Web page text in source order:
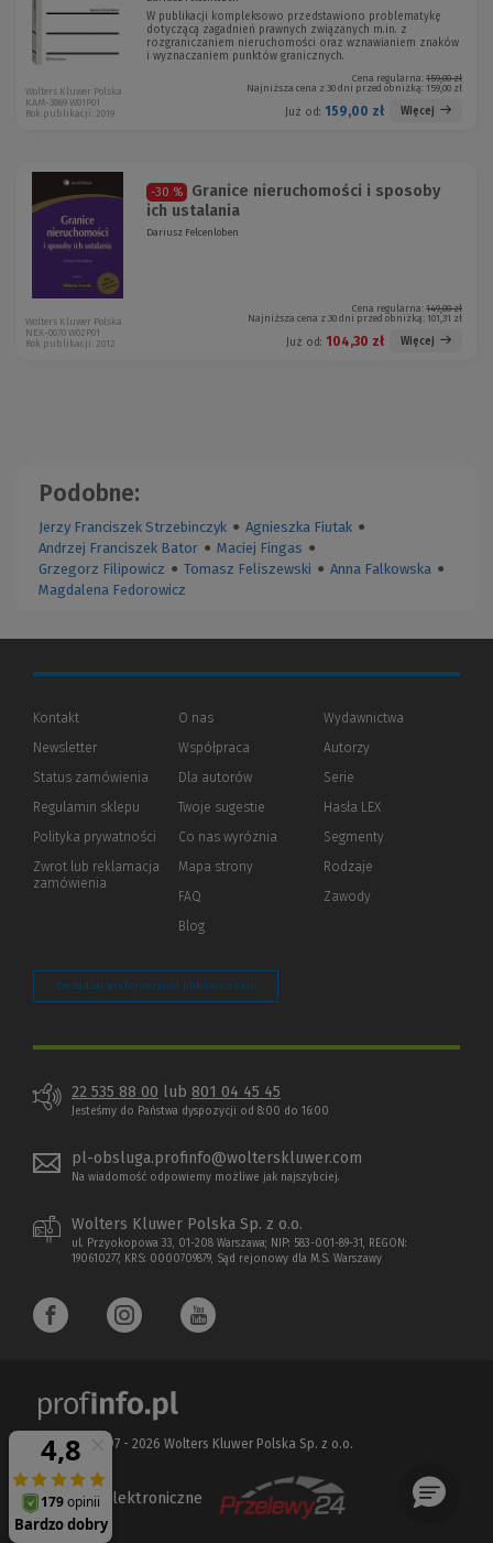
W publikacji kompleksowo przedstawiono problematykę
dotyczącą zagadnień prawnych związanych m.in. z
rozgraniczaniem nieruchomości oraz wznawianiem znaków
i wyznaczaniem punktów granicznych.
Cena regularna: 159,00 zł
Najniższa cena z 30 dni przed obniżką: 159,00 zł
Już od: 159,00 zł Więcej
Wolters Kluwer Polska
KAM-3869 W01P01
Rok publikacji: 2019
-30 %
Granice nieruchomości i sposoby
ich ustalania
Dariusz Felcenloben
Cena regularna: 149,00 zł
Najniższa cena z 30 dni przed obniżką: 101,31 zł
Już od: 104,30 zł Więcej
Wolters Kluwer Polska
NEX-0070 W02P01
Rok publikacji: 2012
Podobne:
Jerzy Franciszek Strzebinczyk ● Agnieszka Fiutak ●
Andrzej Franciszek Bator ● Maciej Fingas ●
Grzegorz Filipowicz ● Tomasz Feliszewski ● Anna Falkowska ●
Magdalena Fedorowicz
Kontakt
Newsletter
Status zamówienia
Regulamin sklepu
Polityka prywatności (Nowe
(Link
innej
Zwrot lub reklamacja
zamówienia
O nas
Współpraca
Dla autorów(Nowe
(Link
innej
strony)
Twoje sugestie
Co nas wyróżnia
Mapa strony
FAQ
Blog
Wydawnictwa
Autorzy
Serie
Hasła LEX
Segmenty
Rodzaje
Zawody
Zarządzaj preferencjami plików cookie
22 535 88 00 lub 801 04 45 45
Jesteśmy do Państwa dyspozycji od 8:00 do 16:00
pl-obsluga.profinfo@wolterskluwer.com
Na wiadomość odpowiemy możliwe jak najszybciej.
Wolters Kluwer Polska Sp. z o.o.
ul. Przyokopowa 33, 01-208 Warszawa; NIP: 583-001-89-31, REGON:
190610277, KRS: 0000709879, Sąd rejonowy dla M.S. Warszawy
Copyright 1997 - 2026 Wolters Kluwer Polska Sp. z o.o.
Płatności elektroniczne
(Nowe
okno)
(Link
do